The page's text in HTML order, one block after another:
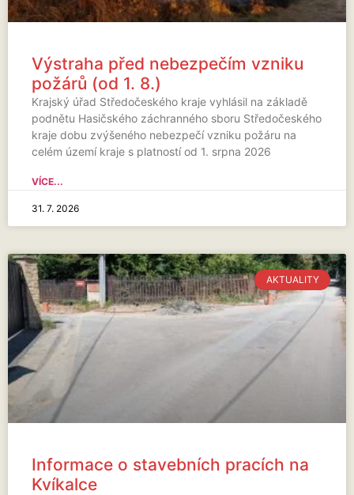
Výstraha před nebezpečím vzniku
požárů (od 1. 8.)
Krajský úřad Středočeského kraje vyhlásil na základě
podnětu Hasičského záchranného sboru Středočeského
kraje dobu zvýšeného nebezpečí vzniku požáru na
celém území kraje s platností od 1. srpna 2026
VÍCE...
31. 7. 2026
AKTUALITY
Informace o stavebních pracích na
Kvíkalce